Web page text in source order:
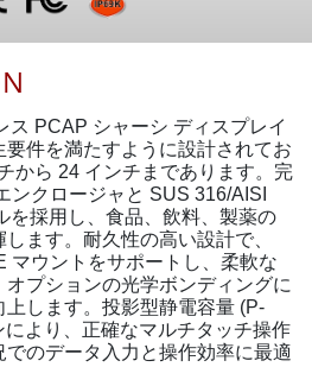
ス PCAP シャーシ ディスプレイ
件を満たすように設計されてお
から 24 インチまであります。完
ンクロージャと SUS 316/AISI
を採用し、食品、飲料、製薬の
ます。耐久性の高い設計で、
マウントをサポートし、柔軟な
プションの光学ボンディングに
します。投影型静電容量 (P-
より、正確なマルチタッチ操作
のデータ入力と操作効率に最適